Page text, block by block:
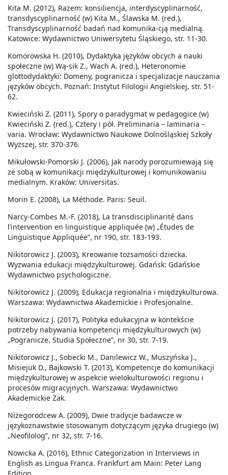
Kita M. (2012), Razem: konsiliencja, interdyscyplinarność,
transdyscyplinarność (w) Kita M., Ślawska M. (red.),
Transdyscyplinarność badań nad komunika-cją medialną.
Katowice: Wydawnictwo Uniwersytetu Śląskiego, str. 11-30.
Komorowska H. (2010), Dydaktyka języków obcych a nauki
społeczne (w) Wą-sik Z., Wach A. (red.), Heteronomie
glottodydaktyki: Domeny, pogranicza i specjalizacje nauczania
języków obcych. Poznań: Instytut Filologii Angielskiej, str. 51-
62.
Kwieciński Z. (2011), Spory o paradygmat w pedagogice (w)
Kwieciński Z. (red.), Cztery i pół. Preliminaria – laminaria –
varia. Wrocław: Wydawnictwo Naukowe Dolnośląskiej Szkoły
Wyższej, str. 370-376.
Mikułowski-Pomorski J. (2006), Jak narody porozumiewają się
ze sobą w komunikacji międzykulturowej i komunikowaniu
medialnym. Kraków: Universitas.
Morin E. (2008), La Méthode. Paris: Seuil.
Narcy-Combes M.-F. (2018), La transdisciplinarité dans
l’intervention en linguistique appliquée (w) „Études de
Linguistique Appliquée”, nr 190, str. 183-193.
Nikitorowicz J. (2003), Kreowanie tożsamości dziecka.
Wyzwania edukacji międzykulturowej. Gdańsk: Gdańskie
Wydawnictwo psychologiczne.
Nikitorowicz J. (2009), Edukacja regionalna i międzykulturowa.
Warszawa: Wydawnictwa Akademickie i Profesjonalne.
Nikitorowicz J. (2017), Polityka edukacyjna w kontekście
potrzeby nabywania kompetencji międzykulturowych (w)
„Pogranicze. Studia Społeczne”, nr 30, str. 7-19.
Nikitorowicz J., Sobecki M., Danilewicz W., Muszyńska J.,
Misiejuk D., Bajkowski T. (2013), Kompetencje do komunikacji
międzykulturowej w aspekcie wielokulturowości regionu i
procesów migracyjnych. Warszawa: Wydawnictwo
Akademickie Żak.
Niżegorodcew A. (2009), Dwie tradycje badawcze w
językoznawstwie stosowanym dotyczącym języka drugiego (w)
„Neofilolog”, nr 32, str. 7-16.
Nowicka A. (2016), Ethnic Categorization in Interviews in
English as Lingua Franca. Frankfurt am Main: Peter Lang